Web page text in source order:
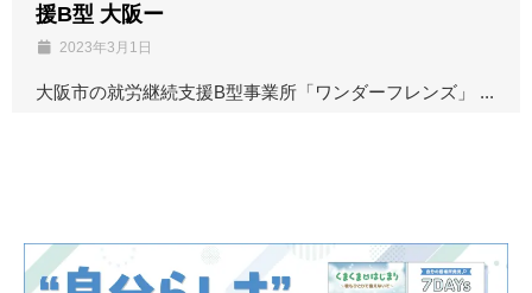
援B型 大阪ー
2023年3月1日
大阪市の就労継続支援B型事業所「ワンダーフレンズ」 ...